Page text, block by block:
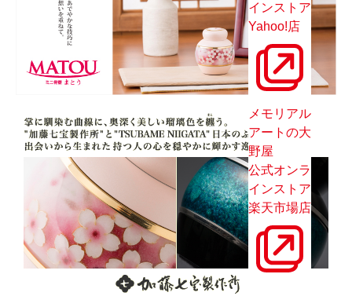
インストア
Yahoo!店
メモリアル
アートの大
野屋
公式オンラ
インストア
楽天市場店